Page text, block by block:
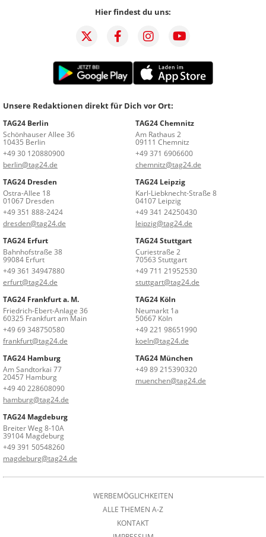
Hier findest du uns:
Unsere Redaktionen direkt für Dich vor Ort:
TAG24 Berlin
Schönhauser Allee 36
10435 Berlin
+49 30 120880900
berlin@tag24.de
TAG24 Chemnitz
Am Rathaus 2
09111 Chemnitz
+49 371 6906600
chemnitz@tag24.de
TAG24 Dresden
Ostra-Allee 18
01067 Dresden
+49 351 888-2424
dresden@tag24.de
TAG24 Leipzig
Karl-Liebknecht-Straße 8
04107 Leipzig
+49 341 24250430
leipzig@tag24.de
TAG24 Erfurt
Bahnhofstraße 38
99084 Erfurt
+49 361 34947880
erfurt@tag24.de
TAG24 Stuttgart
Curiestraße 2
70563 Stuttgart
+49 711 21952530
stuttgart@tag24.de
TAG24 Frankfurt a. M.
Friedrich-Ebert-Anlage 36
60325 Frankfurt am Main
+49 69 348750580
frankfurt@tag24.de
TAG24 Köln
Neumarkt 1a
50667 Köln
+49 221 98651990
koeln@tag24.de
TAG24 Hamburg
Am Sandtorkai 77
20457 Hamburg
+49 40 228608090
hamburg@tag24.de
TAG24 München
+49 89 215390320
muenchen@tag24.de
TAG24 Magdeburg
Breiter Weg 8-10A
39104 Magdeburg
+49 391 50548260
magdeburg@tag24.de
WERBEMÖGLICHKEITEN
ALLE THEMEN A-Z
KONTAKT